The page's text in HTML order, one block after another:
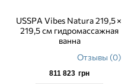
USSPA Vibes Natura 219,5 ×
219,5 см гидромассажная
ванна
Отзывы (0)
811 823 грн